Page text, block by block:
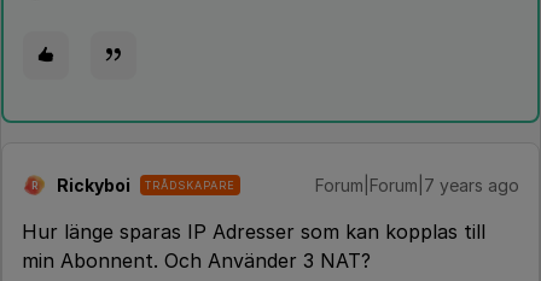
R Rickyboi TRÅDSKAPARE Forum|Forum|7 years ago
Hur länge sparas IP Adresser som kan kopplas till
min Abonnent. Och Använder 3 NAT?